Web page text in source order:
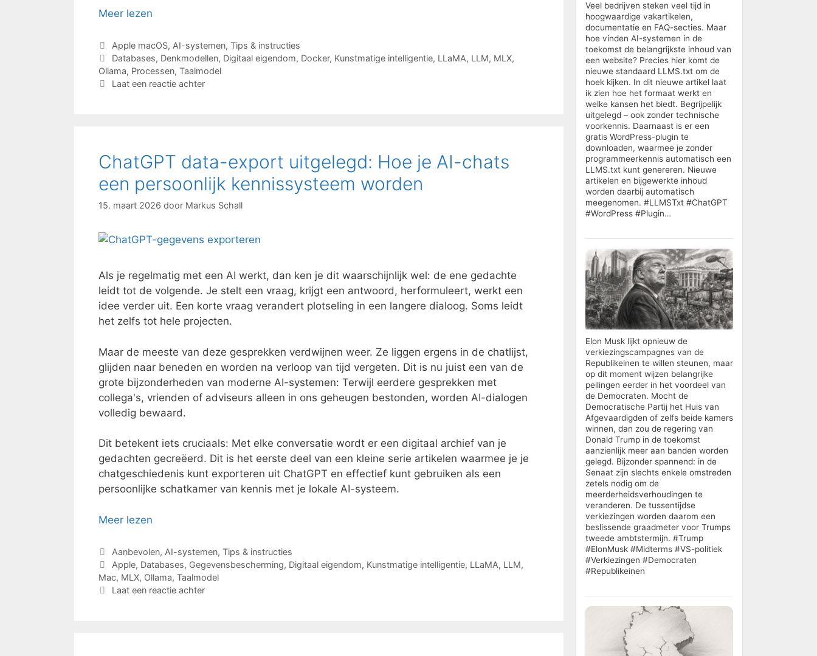
Meer lezen
Categorieën
Apple macOS, AI-systemen, Tips & instructies
Tags
Databases, Denkmodellen, Digitaal eigendom, Docker, Kunstmatige intelligentie, LLaMA, LLM, MLX,
Ollama, Processen, Taalmodel
Laat een reactie achter
ChatGPT data-export uitgelegd: Hoe je AI-chats
een persoonlijk kennissysteem worden
15. maart 2026 door Markus Schall
Als je regelmatig met een AI werkt, dan ken je dit waarschijnlijk wel: de ene gedachte
leidt tot de volgende. Je stelt een vraag, krijgt een antwoord, herformuleert, werkt een
idee verder uit. Een korte vraag verandert plotseling in een langere dialoog. Soms leidt
het zelfs tot hele projecten.
Maar de meeste van deze gesprekken verdwijnen weer. Ze liggen ergens in de chatlijst,
glijden naar beneden en worden na verloop van tijd vergeten. Dit is nu juist een van de
grote bijzonderheden van moderne AI-systemen: Terwijl eerdere gesprekken met
collega's, vrienden of adviseurs alleen in ons geheugen bestonden, worden AI-dialogen
volledig bewaard.
Dit betekent iets cruciaals: Met elke conversatie wordt er een digitaal archief van je
gedachten gecreëerd. Dit is het eerste deel van een kleine serie artikelen waarmee je je
chatgeschiedenis kunt exporteren uit ChatGPT en effectief kunt gebruiken als een
persoonlijke schatkamer van kennis met je lokale AI-systeem.
Meer lezen
Categorieën
Aanbevolen, AI-systemen, Tips & instructies
Tags
Apple, Databases, Gegevensbescherming, Digitaal eigendom, Kunstmatige intelligentie, LLaMA, LLM,
Mac, MLX, Ollama, Taalmodel
Laat een reactie achter
Veel bedrijven steken veel tijd in
hoogwaardige vakartikelen,
documentatie en FAQ-secties. Maar
hoe vinden AI-systemen in de
toekomst de belangrijkste inhoud van
een website? Precies hier komt de
nieuwe standaard LLMS.txt om de
hoek kijken. In dit nieuwe artikel laat
ik zien hoe het formaat werkt en
welke kansen het biedt. Begrijpelijk
uitgelegd – ook zonder technische
voorkennis. Daarnaast is er een
gratis WordPress-plugin te
downloaden, waarmee je zonder
programmeerkennis automatisch een
LLMS.txt kunt genereren. Nieuwe
artikelen en bijgewerkte inhoud
worden daarbij automatisch
meegenomen. #LLMSTxt #ChatGPT
#WordPress #Plugin…
Elon Musk lijkt opnieuw de
verkiezingscampagnes van de
Republikeinen te willen steunen, maar
op dit moment wijzen belangrijke
peilingen eerder in het voordeel van
de Democraten. Mocht de
Democratische Partij het Huis van
Afgevaardigden of zelfs beide kamers
winnen, dan zou de regering van
Donald Trump in de toekomst
aanzienlijk meer aan banden worden
gelegd. Bijzonder spannend: in de
Senaat zijn slechts enkele omstreden
zetels nodig om de
meerderheidsverhoudingen te
veranderen. De tussentijdse
verkiezingen worden daarom een
beslissende graadmeter voor Trumps
tweede ambtstermijn. #Trump
#ElonMusk #Midterms #VS-politiek
#Verkiezingen #Democraten
#Republikeinen